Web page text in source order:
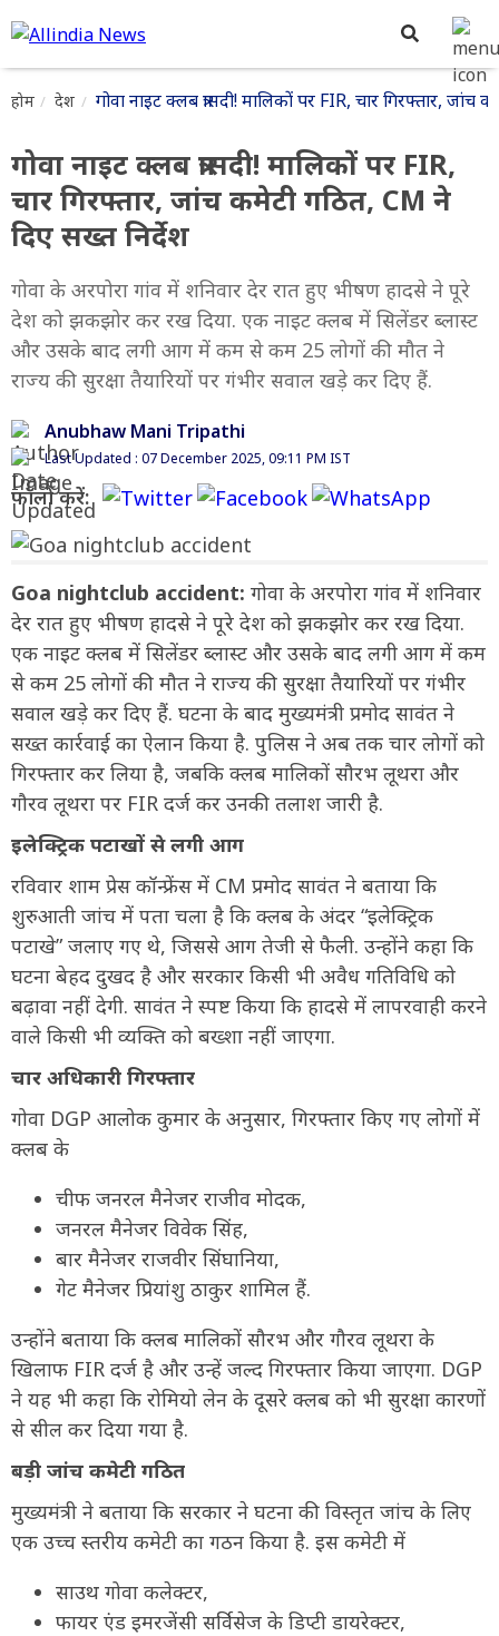
होम देश गोवा नाइट क्लब त्रासदी! मालिकों पर FIR, चार गिरफ्तार,
गोवा नाइट क्लब त्रासदी! मालिकों पर FIR,
चार गिरफ्तार, जांच कमेटी गठित, CM ने
दिए सख्त निर्देश
गोवा के अरपोरा गांव में शनिवार देर रात हुए भीषण हादसे ने पूरे
देश को झकझोर कर रख दिया. एक नाइट क्लब में सिलेंडर ब्लास्ट
और उसके बाद लगी आग में कम से कम 25 लोगों की मौत ने
राज्य की सुरक्षा तैयारियों पर गंभीर सवाल खड़े कर दिए हैं.
Anubhaw Mani Tripathi
Last Updated : 07 December 2025, 09:11 PM IST
फॉलो करें:
Goa nightclub accident: गोवा के अरपोरा गांव में शनिवार
देर रात हुए भीषण हादसे ने पूरे देश को झकझोर कर रख दिया.
एक नाइट क्लब में सिलेंडर ब्लास्ट और उसके बाद लगी आग में कम
से कम 25 लोगों की मौत ने राज्य की सुरक्षा तैयारियों पर गंभीर
सवाल खड़े कर दिए हैं. घटना के बाद मुख्यमंत्री प्रमोद सावंत ने
सख्त कार्रवाई का ऐलान किया है. पुलिस ने अब तक चार लोगों को
गिरफ्तार कर लिया है, जबकि क्लब मालिकों सौरभ लूथरा और
गौरव लूथरा पर FIR दर्ज कर उनकी तलाश जारी है.
इलेक्ट्रिक पटाखों से लगी आग
रविवार शाम प्रेस कॉन्फ्रेंस में CM प्रमोद सावंत ने बताया कि
शुरुआती जांच में पता चला है कि क्लब के अंदर “इलेक्ट्रिक
पटाखे” जलाए गए थे, जिससे आग तेजी से फैली. उन्होंने कहा कि
घटना बेहद दुखद है और सरकार किसी भी अवैध गतिविधि को
बढ़ावा नहीं देगी. सावंत ने स्पष्ट किया कि हादसे में लापरवाही करने
वाले किसी भी व्यक्ति को बख्शा नहीं जाएगा.
चार अधिकारी गिरफ्तार
गोवा DGP आलोक कुमार के अनुसार, गिरफ्तार किए गए लोगों में
क्लब के
चीफ जनरल मैनेजर राजीव मोदक,
जनरल मैनेजर विवेक सिंह,
बार मैनेजर राजवीर सिंघानिया,
गेट मैनेजर प्रियांशु ठाकुर शामिल हैं.
उन्होंने बताया कि क्लब मालिकों सौरभ और गौरव लूथरा के
खिलाफ FIR दर्ज है और उन्हें जल्द गिरफ्तार किया जाएगा. DGP
ने यह भी कहा कि रोमियो लेन के दूसरे क्लब को भी सुरक्षा कारणों
से सील कर दिया गया है.
बड़ी जांच कमेटी गठित
मुख्यमंत्री ने बताया कि सरकार ने घटना की विस्तृत जांच के लिए
एक उच्च स्तरीय कमेटी का गठन किया है. इस कमेटी में
साउथ गोवा कलेक्टर,
फायर एंड इमरजेंसी सर्विसेज के डिप्टी डायरेक्टर,